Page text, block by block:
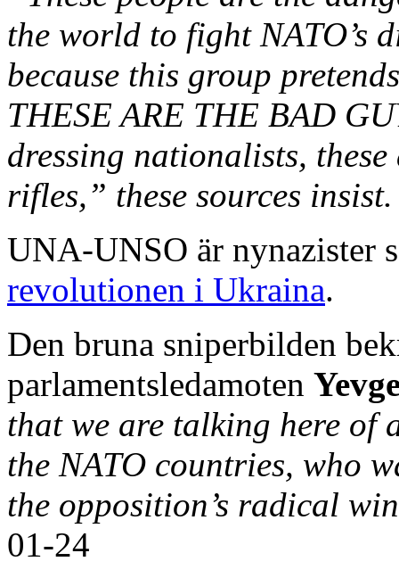
the world to fight NATO’s
because this group
THESE ARE THE BAD
dressing nationalists,
rifles,” these sources insist.
UNA-UNSO är nynazister
revolutionen i Ukraina.
Den bruna sniperbilden
parlamentsledamoten
that we are talking here of
the NATO countries, who
the opposition’s radical
01-24